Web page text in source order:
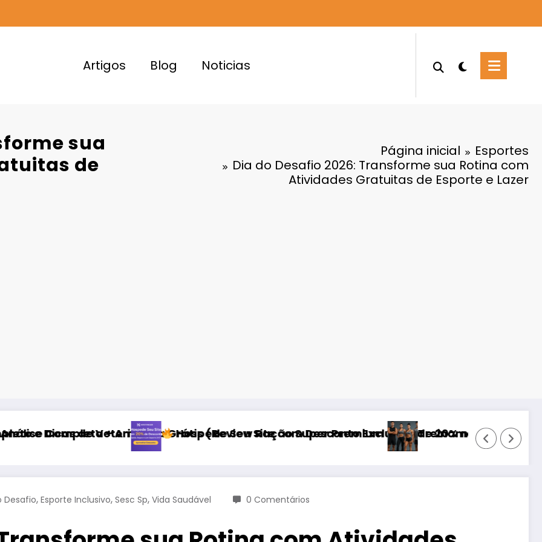
Artigos Blog Noticias
sua
de
Página inicial
Esportes
Dia do Desafio 2026: Transforme sua Rotina com
Atividades Gratuitas de Esporte e Lazer
Grátis (Review Ração Super Premium 2026)
Hospede Seu Site com Desconto Exclusivo de 20% na Hostinger – Rápida, Segura e
Treinamento Funcional para Educação
Desafio, Esporte Inclusivo, Sesc Sp, Vida Saudável 0 Comentários